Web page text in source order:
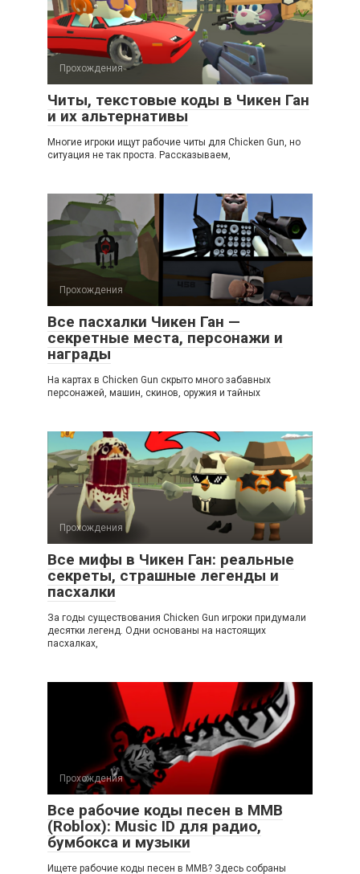
Прохождения
Читы, текстовые коды в Чикен Ган
и их альтернативы
Многие игроки ищут рабочие читы для Chicken Gun, но
ситуация не так проста. Рассказываем,
Прохождения
Все пасхалки Чикен Ган —
секретные места, персонажи и
награды
На картах в Chicken Gun скрыто много забавных
персонажей, машин, скинов, оружия и тайных
Прохождения
Все мифы в Чикен Ган: реальные
секреты, страшные легенды и
пасхалки
За годы существования Chicken Gun игроки придумали
десятки легенд. Одни основаны на настоящих
пасхалках,
Прохождения
Все рабочие коды песен в ММВ
(Roblox): Music ID для радио,
бумбокса и музыки
Ищете рабочие коды песен в ММВ? Здесь собраны